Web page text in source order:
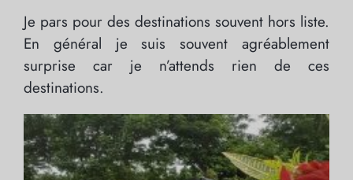
Je pars pour des destinations souvent hors liste.
En général je suis souvent agréablement
surprise car je n’attends rien de ces
destinations.